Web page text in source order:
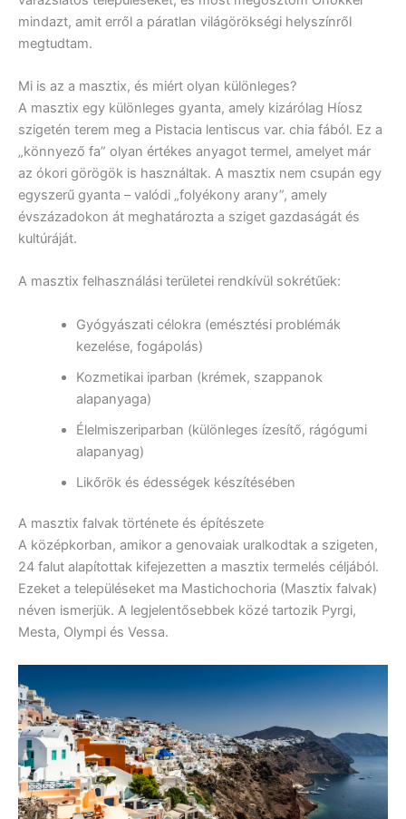
mindazt, amit erről a páratlan világörökségi helyszínről
megtudtam.
Mi is az a masztix, és miért olyan különleges?
A masztix egy különleges gyanta, amely kizárólag Híosz
szigetén terem meg a Pistacia lentiscus var. chia fából. Ez a
„könnyező fa” olyan értékes anyagot termel, amelyet már
az ókori görögök is használtak. A masztix nem csupán egy
egyszerű gyanta – valódi „folyékony arany”, amely
évszázadokon át meghatározta a sziget gazdaságát és
kultúráját.
A masztix felhasználási területei rendkívül sokrétűek:
Gyógyászati célokra (emésztési problémák
kezelése, fogápolás)
Kozmetikai iparban (krémek, szappanok
alapanyaga)
Élelmiszeriparban (különleges ízesítő, rágógumi
alapanyag)
Likőrök és édességek készítésében
A masztix falvak története és építészete
A középkorban, amikor a genovaiak uralkodtak a szigeten,
24 falut alapítottak kifejezetten a masztix termelés céljából.
Ezeket a településeket ma Mastichochoria (Masztix falvak)
néven ismerjük. A legjelentősebbek közé tartozik Pyrgi,
Mesta, Olympi és Vessa.